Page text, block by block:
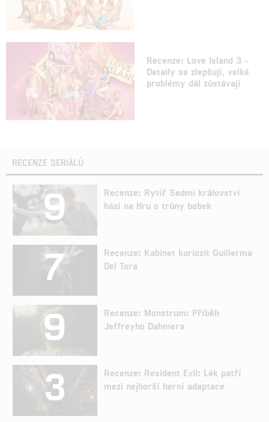
Recenze: Love Island 3 -
Detaily se zlepšují, velké
problémy dál zůstávají
RECENZE SERIÁLŮ
9
Recenze: Rytíř Sedmi království
hází na Hru o trůny bobek
7
Recenze: Kabinet kuriozit Guillerma
Del Tora
9
Recenze: Monstrum: Příběh
Jeffreyho Dahmera
3
Recenze: Resident Evil: Lék patří
mezi nejhorší herní adaptace